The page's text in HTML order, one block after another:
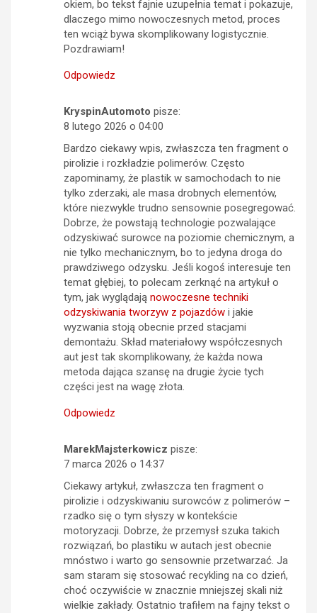
okiem, bo tekst fajnie uzupełnia temat i pokazuje,
dlaczego mimo nowoczesnych metod, proces
ten wciąż bywa skomplikowany logistycznie.
Pozdrawiam!
Odpowiedz
KryspinAutomoto pisze:
8 lutego 2026 o 04:00
Bardzo ciekawy wpis, zwłaszcza ten fragment o
pirolizie i rozkładzie polimerów. Często
zapominamy, że plastik w samochodach to nie
tylko zderzaki, ale masa drobnych elementów,
które niezwykle trudno sensownie posegregować.
Dobrze, że powstają technologie pozwalające
odzyskiwać surowce na poziomie chemicznym, a
nie tylko mechanicznym, bo to jedyna droga do
prawdziwego odzysku. Jeśli kogoś interesuje ten
temat głębiej, to polecam zerknąć na artykuł o
tym, jak wyglądają nowoczesne techniki
odzyskiwania tworzyw z pojazdów i jakie
wyzwania stoją obecnie przed stacjami
demontażu. Skład materiałowy współczesnych
aut jest tak skomplikowany, że każda nowa
metoda dająca szansę na drugie życie tych
części jest na wagę złota.
Odpowiedz
MarekMajsterkowicz pisze:
7 marca 2026 o 14:37
Ciekawy artykuł, zwłaszcza ten fragment o
pirolizie i odzyskiwaniu surowców z polimerów –
rzadko się o tym słyszy w kontekście
motoryzacji. Dobrze, że przemysł szuka takich
rozwiązań, bo plastiku w autach jest obecnie
mnóstwo i warto go sensownie przetwarzać. Ja
sam staram się stosować recykling na co dzień,
choć oczywiście w znacznie mniejszej skali niż
wielkie zakłady. Ostatnio trafiłem na fajny tekst o